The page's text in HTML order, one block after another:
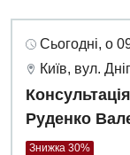
Сьогодні, о
Київ, вул.
Руденко
Знижка 30%